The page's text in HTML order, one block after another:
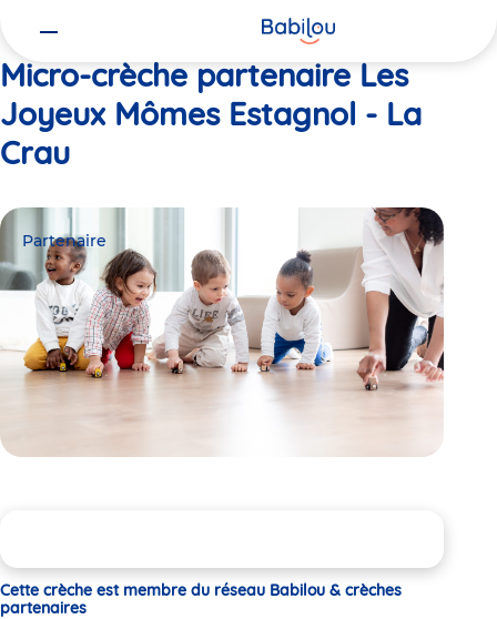
Micro-crèche partenaire Les
Joyeux Mômes Estagnol - La
Crau
Partenaire
Cette crèche est membre du réseau Babilou & crèches
partenaires